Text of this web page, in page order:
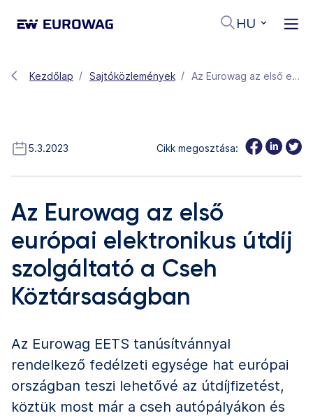
HU
Kezdőlap Sajtóközlemények Az Eurowag az első európai elektronikus útdíj szolgáltató a Cseh Köztársaságban
5.3.2023 Cikk megosztása:
Az Eurowag az első
európai elektronikus útdíj
szolgáltató a Cseh
Köztársaságban
Az Eurowag EETS tanúsítvánnyal
rendelkező fedélzeti egysége hat európai
országban teszi lehetővé az útdíjfizetést,
köztük most már a cseh autópályákon és